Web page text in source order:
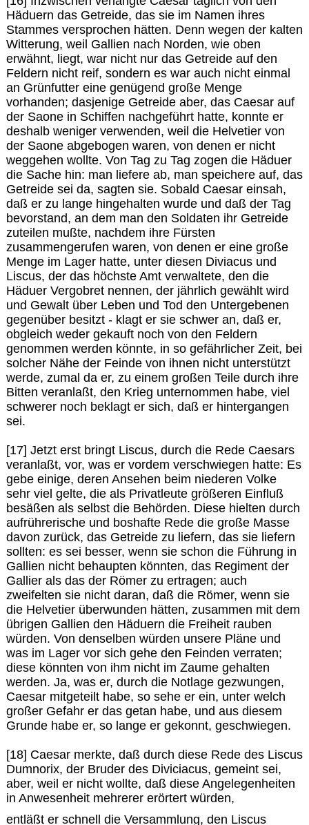
Häduern das Getreide, das sie im Namen ihres
Stammes versprochen hätten. Denn wegen der kalten
Witterung, weil Gallien nach Norden, wie oben
erwähnt, liegt, war nicht nur das Getreide auf den
Feldern nicht reif, sondern es war auch nicht einmal
an Grünfutter eine genügend große Menge
vorhanden; dasjenige Getreide aber, das Caesar auf
der Saone in Schiffen nachgeführt hatte, konnte er
deshalb weniger verwenden, weil die Helvetier von
der Saone abgebogen waren, von denen er nicht
weggehen wollte. Von Tag zu Tag zogen die Häduer
die Sache hin: man liefere ab, man speichere auf, das
Getreide sei da, sagten sie. Sobald Caesar einsah,
daß er zu lange hingehalten wurde und daß der Tag
bevorstand, an dem man den Soldaten ihr Getreide
zuteilen mußte, nachdem ihre Fürsten
zusammengerufen waren, von denen er eine große
Menge im Lager hatte, unter diesen Diviacus und
Liscus, der das höchste Amt verwaltete, den die
Häduer Vergobret nennen, der jährlich gewählt wird
und Gewalt über Leben und Tod den Untergebenen
gegenüber besitzt - klagt er sie schwer an, daß er,
obgleich weder gekauft noch von den Feldern
genommen werden könnte, in so gefährlicher Zeit, bei
solcher Nähe der Feinde von ihnen nicht unterstützt
werde, zumal da er, zu einem großen Teile durch ihre
Bitten veranlaßt, den Krieg unternommen habe, viel
schwerer noch beklagt er sich, daß er hintergangen
sei.
[17] Jetzt erst bringt Liscus, durch die Rede Caesars
veranlaßt, vor, was er vordem verschwiegen hatte: Es
gebe einige, deren Ansehen beim niederen Volke
sehr viel gelte, die als Privatleute größeren Einfluß
besäßen als selbst die Behörden. Diese hielten durch
aufrührerische und boshafte Rede die große Masse
davon zurück, das Getreide zu liefern, das sie liefern
sollten: es sei besser, wenn sie schon die Führung in
Gallien nicht behaupten könnten, das Regiment der
Gallier als das der Römer zu ertragen; auch
zweifelten sie nicht daran, daß die Römer, wenn sie
die Helvetier überwunden hätten, zusammen mit dem
übrigen Gallien den Häduern die Freiheit rauben
würden. Von denselben würden unsere Pläne und
was im Lager vor sich gehe den Feinden verraten;
diese könnten von ihm nicht im Zaume gehalten
werden. Ja, was er, durch die Notlage gezwungen,
Caesar mitgeteilt habe, so sehe er ein, unter welch
großer Gefahr er das getan habe, und aus diesem
Grunde habe er, so lange er gekonnt, geschwiegen.
[18] Caesar merkte, daß durch diese Rede des Liscus
Dumnorix, der Bruder des Diviciacus, gemeint sei,
aber, weil er nicht wollte, daß diese Angelegenheiten
in Anwesenheit mehrerer erörtert würden,
entläßt er schnell die Versammlung, den Liscus